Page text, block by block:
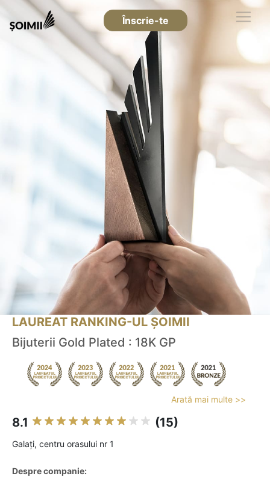
Înscrie-te
LAUREAT RANKING-UL ȘOIMII
Bijuterii Gold Plated : 18K GP
Arată mai multe >>
8.1 (15)
Galaţi, centru orasului nr 1
Despre companie: